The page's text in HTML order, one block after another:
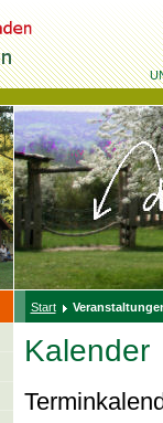
Start
Kalender